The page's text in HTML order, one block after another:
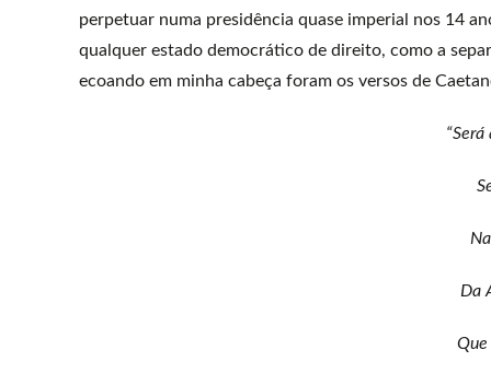
perpetuar numa presidência quase imperial nos 14
qualquer estado democrático de direito, como a
ecoando em minha cabeça foram os versos de
Da
Que